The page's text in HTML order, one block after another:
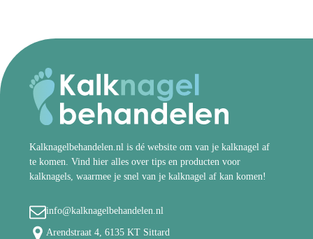
Kalknagelbehandelen.nl is dé website om van je kalknagel af
te komen. Vind hier alles over tips en producten voor
kalknagels, waarmee je snel van je kalknagel af kan komen!
info@kalknagelbehandelen.nl
Arendstraat 4, 6135 KT Sittard